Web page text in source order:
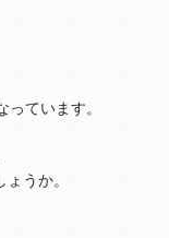
ています。
うか。